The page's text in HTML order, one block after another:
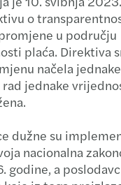
o
u području
plaća. Direktiva
načela
jednake
dužne su
nacionalna
godine, a